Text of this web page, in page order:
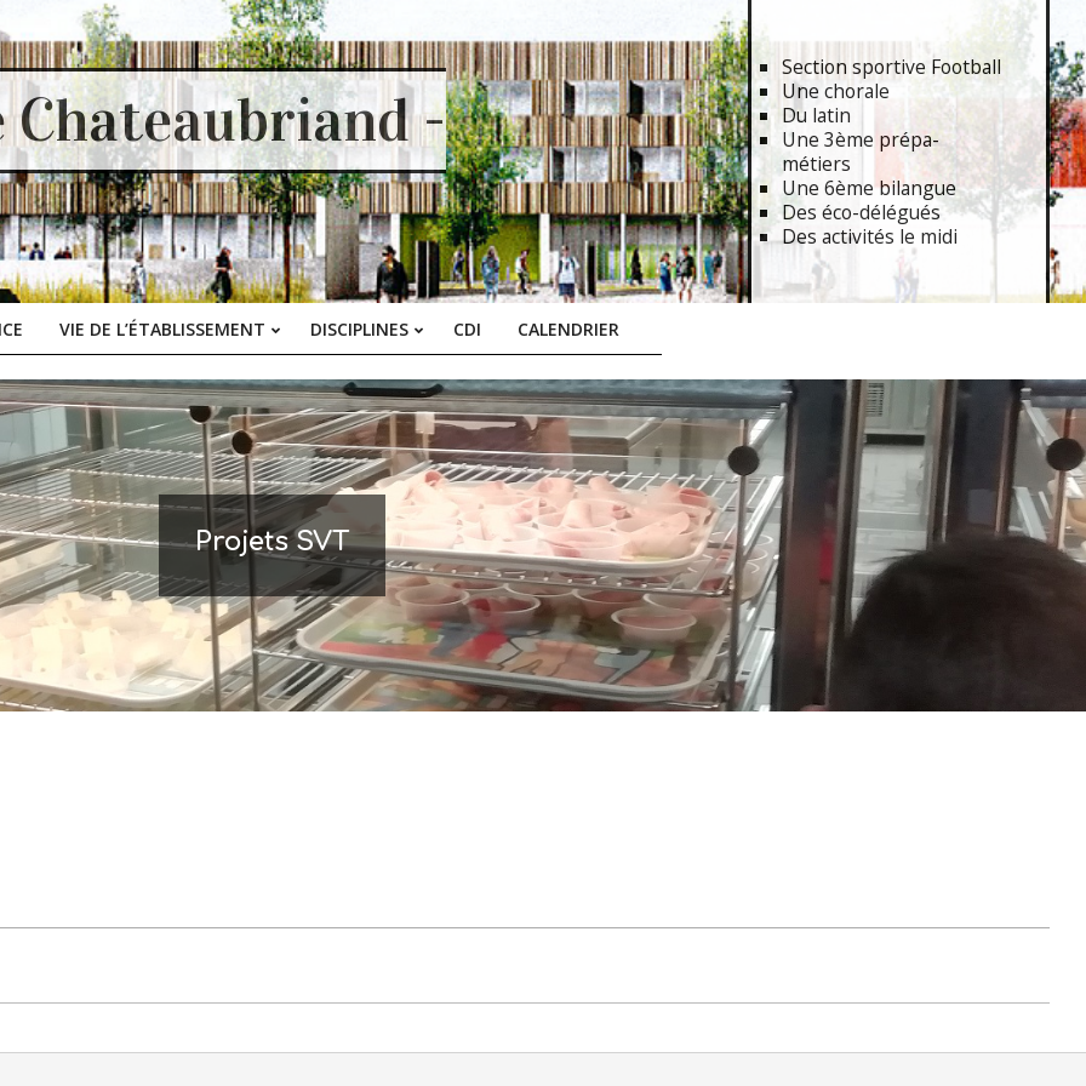
Chateaubriand -
Section sportive Football
Une chorale
Du latin
Une 3ème prépa-
métiers
Une 6ème bilangue
Des éco-délégués
Des activités le midi
Primary
Navigation
Menu
VIE DE L’ÉTABLISSEMENT DISCIPLINES CDI CALENDRIER
Projets SVT